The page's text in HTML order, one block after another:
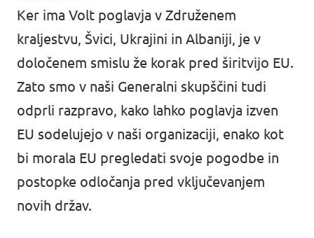
Ker ima Volt poglavja v Združenem
kraljestvu, Švici, Ukrajini in Albaniji, je v
določenem smislu že korak pred širitvijo EU.
Zato smo v naši Generalni skupščini tudi
odprli razpravo, kako lahko poglavja izven
EU sodelujejo v naši organizaciji, enako kot
bi morala EU pregledati svoje pogodbe in
postopke odločanja pred vključevanjem
novih držav.